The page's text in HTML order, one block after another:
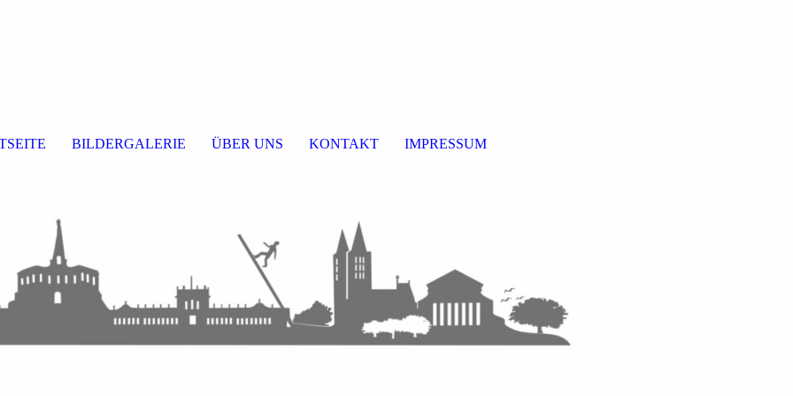
BILDERGALERIE ÜBER UNS KONTAKT IMPRESSUM